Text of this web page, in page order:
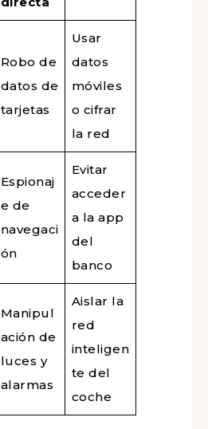
Robo de
datos de
tarjetas
Usar
datos
móviles
o cifrar
la red
Espionaj
e de
navegaci
ón
Evitar
acceder
a la app
del
banco
Manipul
ación de
luces y
alarmas
Aislar la
red
inteligen
te del
coche